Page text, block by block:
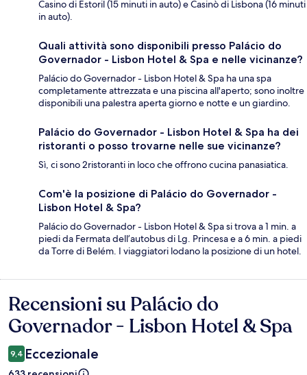
Casino di Estoril (15 minuti in auto) e Casinò di Lisbona (16 minuti
in auto).
Quali attività sono disponibili presso Palácio do
Governador - Lisbon Hotel & Spa e nelle vicinanze?
Palácio do Governador - Lisbon Hotel & Spa ha una spa
completamente attrezzata e una piscina all'aperto; sono inoltre
disponibili una palestra aperta giorno e notte e un giardino.
Palácio do Governador - Lisbon Hotel & Spa ha dei
ristoranti o posso trovarne nelle sue vicinanze?
Sì, ci sono 2ristoranti in loco che offrono cucina panasiatica.
Com'è la posizione di Palácio do Governador -
Lisbon Hotel & Spa?
Palácio do Governador - Lisbon Hotel & Spa si trova a 1 min. a
piedi da Fermata dell’autobus di Lg. Princesa e a 6 min. a piedi
da Torre di Belém. I viaggiatori lodano la posizione di un hotel.
Recensioni
Recensioni su Palácio do
Governador - Lisbon Hotel & Spa
9,4 Eccezionale